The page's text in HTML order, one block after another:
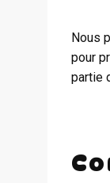
Nous
pour
partie